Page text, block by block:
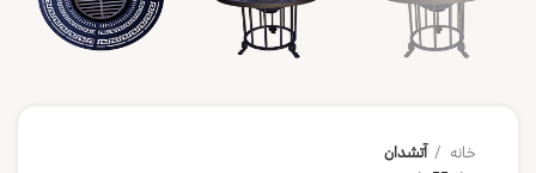
خانه آتشدان